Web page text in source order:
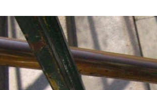
spożycia!!!